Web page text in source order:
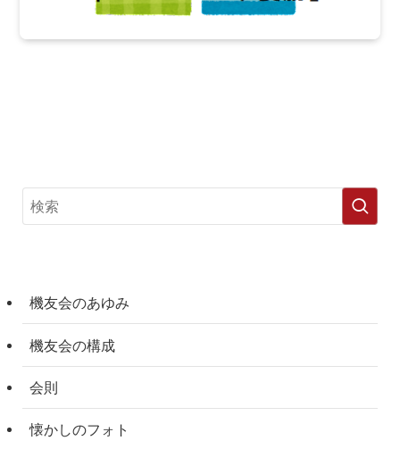
機友会のあゆみ
機友会の構成
会則
懐かしのフォト